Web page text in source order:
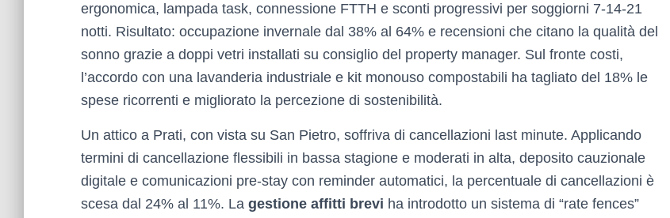
ergonomica, lampada task, connessione FTTH e sconti progressivi per soggiorni 7-14-21
notti. Risultato: occupazione invernale dal 38% al 64% e recensioni che citano la qualità del
sonno grazie a doppi vetri installati su consiglio del property manager. Sul fronte costi,
l’accordo con una lavanderia industriale e kit monouso compostabili ha tagliato del 18% le
spese ricorrenti e migliorato la percezione di sostenibilità.
Un attico a Prati, con vista su San Pietro, soffriva di cancellazioni last minute. Applicando
termini di cancellazione flessibili in bassa stagione e moderati in alta, deposito cauzionale
digitale e comunicazioni pre-stay con reminder automatici, la percentuale di cancellazioni è
scesa dal 24% al 11%. La gestione affitti brevi ha introdotto un sistema di “rate fences”